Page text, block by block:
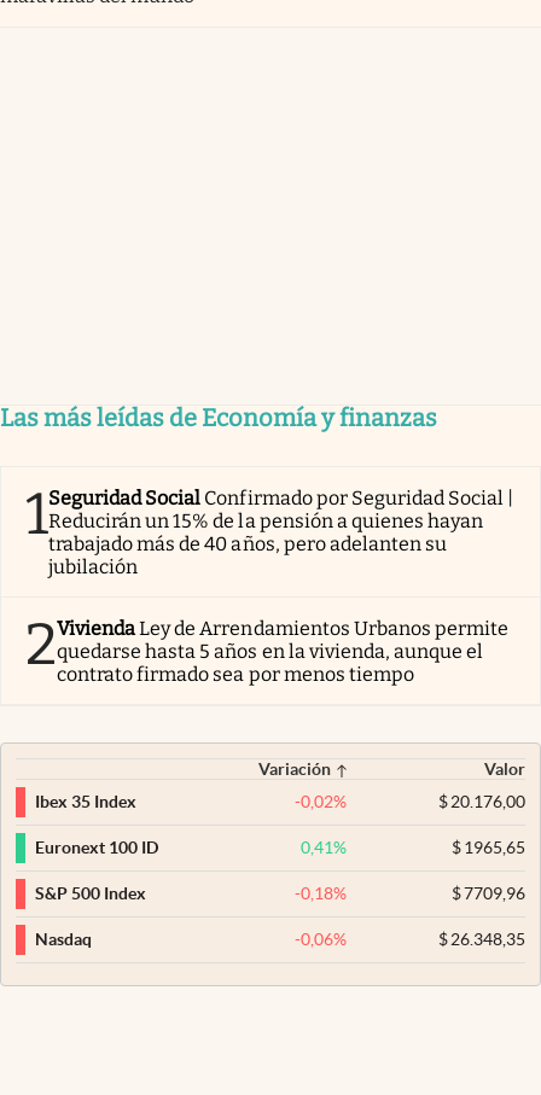
Las más leídas de Economía y finanzas
1Seguridad Social Confirmado por Seguridad Social |
Reducirán un 15% de la pensión a quienes hayan
trabajado más de 40 años, pero adelanten su
jubilación
2ViviendaLey de Arrendamientos Urbanos permite
quedarse hasta 5 años en la vivienda, aunque el
contrato firmado sea por menos tiempo
Variación
Valor
Ibex 35 Index
-0,02% $20.176,00
Euronext 100 ID 0,41% $1965,65
S&P 500 Index -0,18% $7709,96
Nasdaq -0,06% $26.348,35